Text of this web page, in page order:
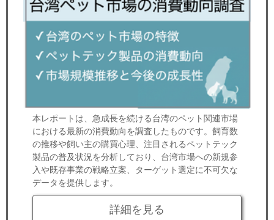
本レポートは、急成長を続ける台湾のペット関連市場
における最新の消費動向を調査したものです。飼育数
の推移や飼い主の購買心理、注目されるペットテック
製品の普及状況を分析しており、台湾市場への新規参
入や既存事業の戦略立案、ターゲット選定に不可欠な
データを提供します。
詳細を見る